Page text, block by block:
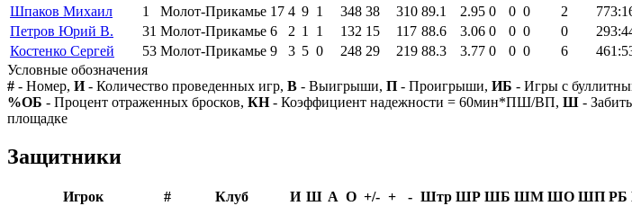
Шпаков Михаил
1 Молот-Прикамье 17 4 9 1 348 38 310 89.1 2.95 0 0 0 2
Петров Юрий В.
31 Молот-Прикамье 6 2 1 1 132 15 117 88.6 3.06 0 0 0 0
Костенко Сергей
53 Молот-Прикамье 9 3 5 0 248 29 219 88.3 3.77 0 0 0 6
Условные обозначения
# - Номер, И- Количество проведенных игр, В - Выигрыши, П - Проигрыши, ИБ - Игры с
%ОБ - Процент отраженных бросков, КН- Коэффициент надежности = 60мин*ПШ/ВП, Ш -
площадке
Защитники
Игрок # Клуб И Ш А О +/- + - Штр ШР ШБ ШМ ШО ШП РБ